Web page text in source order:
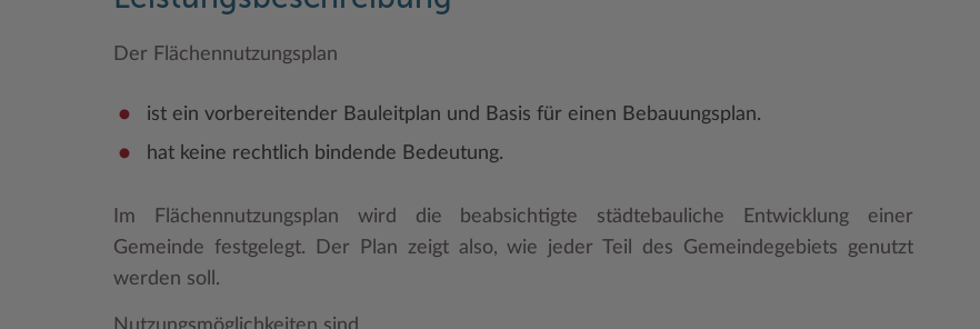
Der Flächennutzungsplan
ist ein vorbereitender Bauleitplan und Basis für einen Bebauungsplan.
hat keine rechtlich bindende Bedeutung.
Im Flächennutzungsplan wird die beabsichtigte städtebauliche Entwicklung einer
Gemeinde festgelegt. Der Plan zeigt also, wie jeder Teil des Gemeindegebiets genutzt
werden soll.